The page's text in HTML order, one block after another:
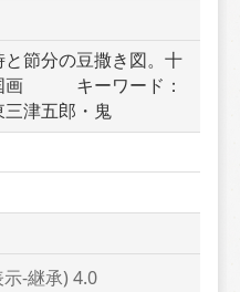
節分の豆撒き図。十
　　　キーワード：
津五郎・鬼
示-継承) 4.0